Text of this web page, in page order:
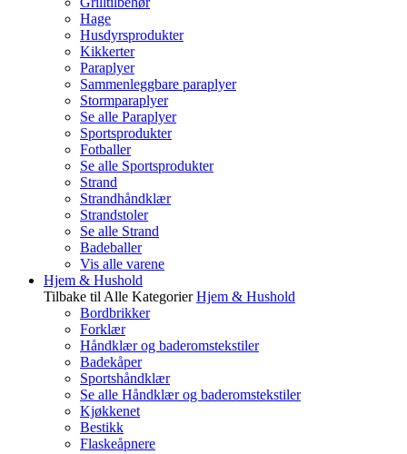
Hage
Husdyrsprodukter
Kikkerter
Paraplyer
Sammenleggbare paraplyer
Stormparaplyer
Se alle Paraplyer
Sportsprodukter
Fotballer
Se alle Sportsprodukter
Strand
Strandhåndklær
Strandstoler
Se alle Strand
Badeballer
Vis alle varene
Hjem & Hushold
Tilbake til Alle Kategorier Hjem & Hushold
Bordbrikker
Forklær
Håndklær og baderomstekstiler
Badekåper
Sportshåndklær
Se alle Håndklær og baderomstekstiler
Kjøkkenet
Bestikk
Flaskeåpnere